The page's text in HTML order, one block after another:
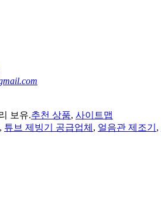
보유.추천 상품, 사이트맵
, 튜브 제빙기 공급업체 , 얼음관 제조기 ,